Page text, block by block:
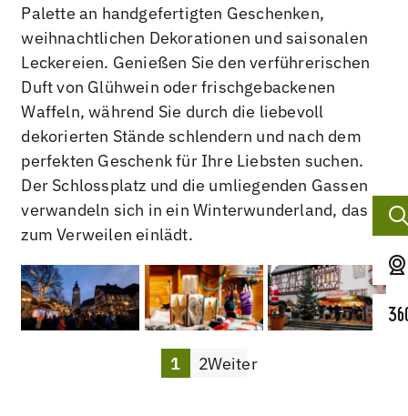
Palette an handgefertigten Geschenken,
weihnachtlichen Dekorationen und saisonalen
Leckereien. Genießen Sie den verführerischen
Duft von Glühwein oder frischgebackenen
Waffeln, während Sie durch die liebevoll
dekorierten Stände schlendern und nach dem
perfekten Geschenk für Ihre Liebsten suchen.
Der Schlossplatz und die umliegenden Gassen
verwandeln sich in ein Winterwunderland, das
zum Verweilen einlädt.
1 2Weiter